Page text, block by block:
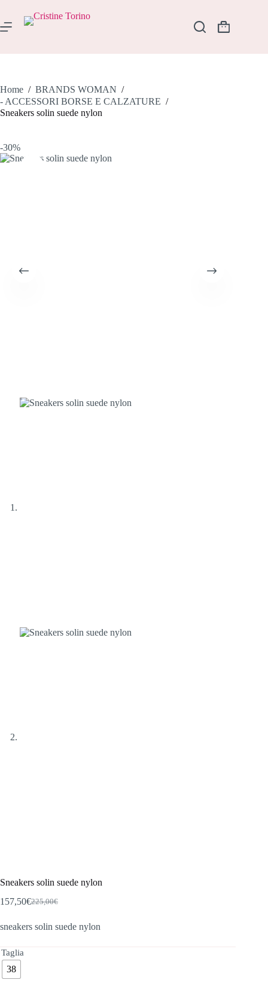
contenuto
Carrello
Home / BRANDS WOMAN /
- ACCESSORI BORSE E CALZATURE /
Sneakers solin suede nylon
-30%
Sneakers solin suede nylon
225,00€
Il
originale
157,50€Il
attuale
sneakers solin suede nylon
Taglia
38